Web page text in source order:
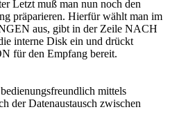
Letzt muß man nun noch den
präparieren. Hierfür wählt man im
aus, gibt in der Zeile NACH
interne Disk ein und drückt
für den Empfang bereit.
mittels
der Datenaustausch zwischen